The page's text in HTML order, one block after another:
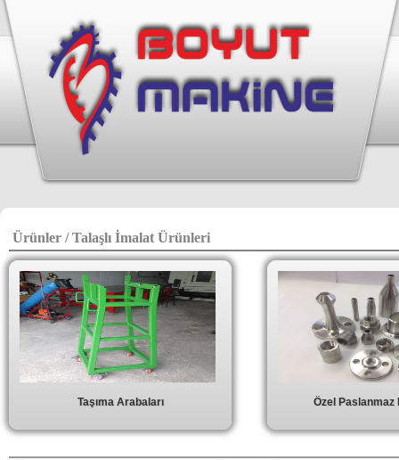
Ürünler / Talaşlı İmalat Ürünleri
Taşıma Arabaları Özel Paslanmaz